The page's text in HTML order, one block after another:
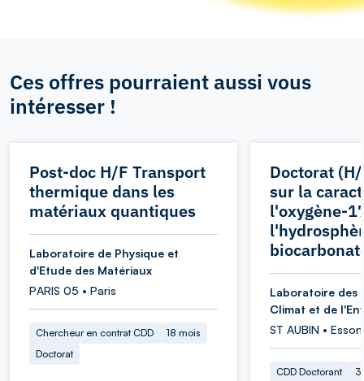
Ces offres pourraient aussi vous
intéresser !
Post-doc H/F Transport
thermique dans les
matériaux quantiques
Laboratoire de Physique et
d'Etude des Matériaux
PARIS 05 • Paris
Chercheur en contrat CDD
18 mois
Doctorat
Doctorat
sur la
l'oxygène-
Laboratoire des
Climat et de
ST AUBIN •
CDD Doctorant